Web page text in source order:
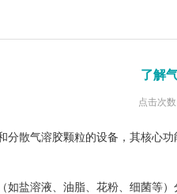
了解
点击次
分散气溶胶颗粒的设备，其核心
盐溶液、油脂、花粉、细菌等）